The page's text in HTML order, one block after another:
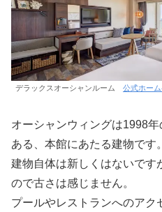
デラックスオーシャンルーム 公式ホー
オーシャンウィングは1998
ある、本館にあたる建物です。
建物自体は新しくはないです
ので古さは感じません。
プールやレストランへのアク